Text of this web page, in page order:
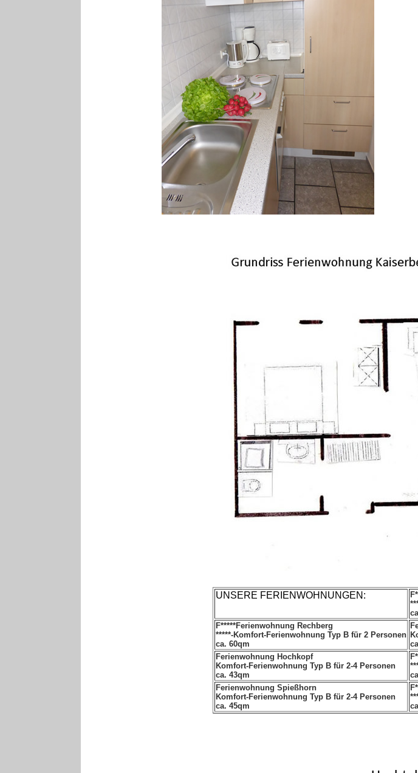
UNSERE FERIENWOHNUNGEN:
F*****Ferienwohnung Rechberg
*****-Komfort-Ferienwohnung Typ B für 2 Personen
ca. 60qm
Ferienwohnung Hochkopf
Komfort-Ferienwohnung Typ B für 2-4 Personen
ca. 43qm
Ferienwohnung Spießhorn
Komfort-Ferienwohnung Typ B für 2-4 Personen
ca. 45qm